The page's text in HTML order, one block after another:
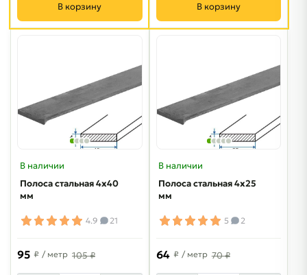
В корзину В корзину
В наличии
Полоса стальная 4х40
мм
4.9 21
95 ₽ / метр 105 ₽
В наличии
Полоса стальная 4х25
мм
5 2
64 ₽ / метр 70 ₽